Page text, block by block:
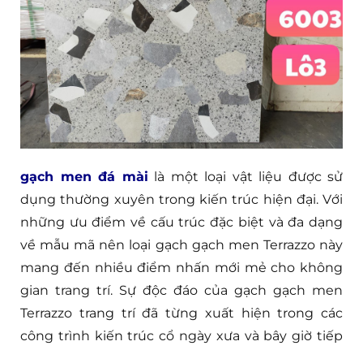
gạch men đá mài là một loại vật liệu được sử
dụng thường xuyên trong kiến trúc hiện đại. Với
những ưu điểm về cấu trúc đặc biệt và đa dạng
về mẫu mã nên loại gạch gạch men Terrazzo này
mang đến nhiều điểm nhấn mới mẻ cho không
gian trang trí. Sự độc đáo của gạch gạch men
Terrazzo trang trí đã từng xuất hiện trong các
công trình kiến trúc cổ ngày xưa và bây giờ tiếp